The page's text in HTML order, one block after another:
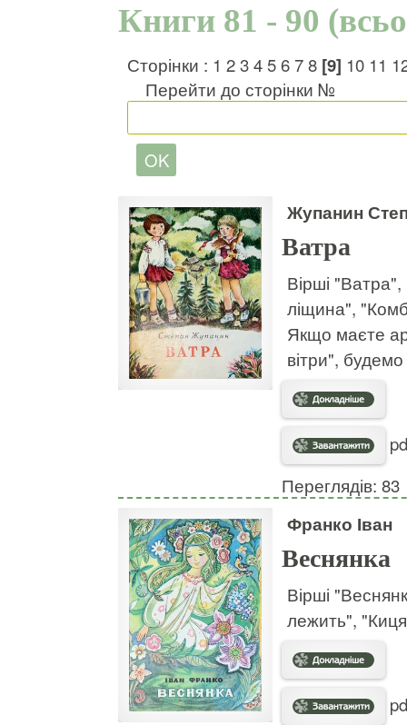
Книги 81 - 90
Сторінки : 1 2345678 [9] 10 11
Перейти до сторінки №
Жупанин
Ватра
Вірші
ліщина",
Якщо маєте
вітри",
Переглядів: 83
Франко Іван
Веснянка
Вірші
лежить",